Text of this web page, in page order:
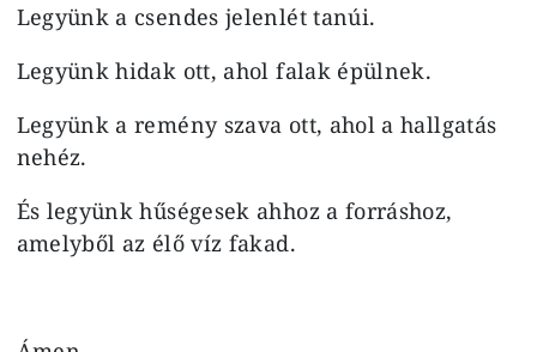
Legyünk a csendes jelenlét tanúi.
Legyünk hidak ott, ahol falak épülnek.
Legyünk a remény szava ott, ahol a hallgatás
nehéz.
És legyünk hűségesek ahhoz a forráshoz,
amelyből az élő víz fakad.